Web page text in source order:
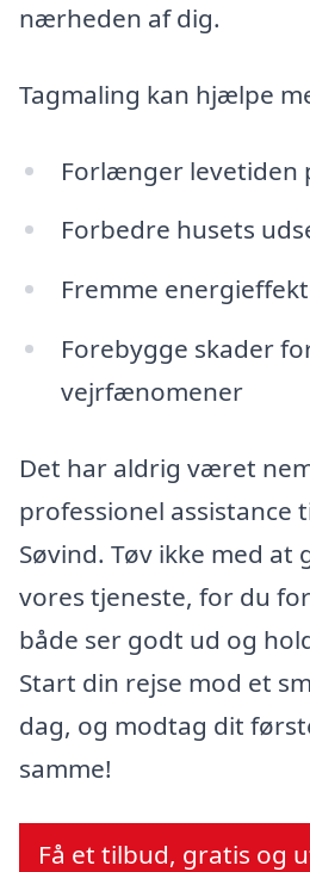
nærheden af dig.
Tagmaling kan hjælpe
Forlænger levetiden
Forbedre husets
Fremme
Forebygge skader
vejrfænomener
Det har aldrig været
professionel assistance
Søvind. Tøv ikke med at
vores tjeneste, for du
både ser godt ud og
Start din rejse mod et
dag, og modtag dit
samme!
Få et tilbud, gratis og